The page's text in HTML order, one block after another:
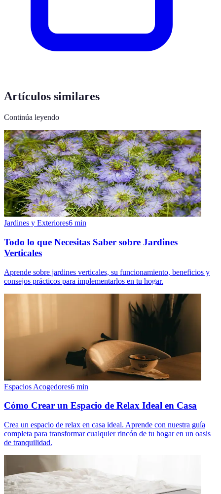
Artículos similares
Continúa leyendo
Jardines y Exteriores6 min
Todo lo que Necesitas Saber sobre Jardines
Verticales
Aprende sobre jardines verticales, su funcionamiento, beneficios y
consejos prácticos para implementarlos en tu hogar.
Espacios Acogedores6 min
Cómo Crear un Espacio de Relax Ideal en Casa
Crea un espacio de relax en casa ideal. Aprende con nuestra guía
completa para transformar cualquier rincón de tu hogar en un oasis
de tranquilidad.